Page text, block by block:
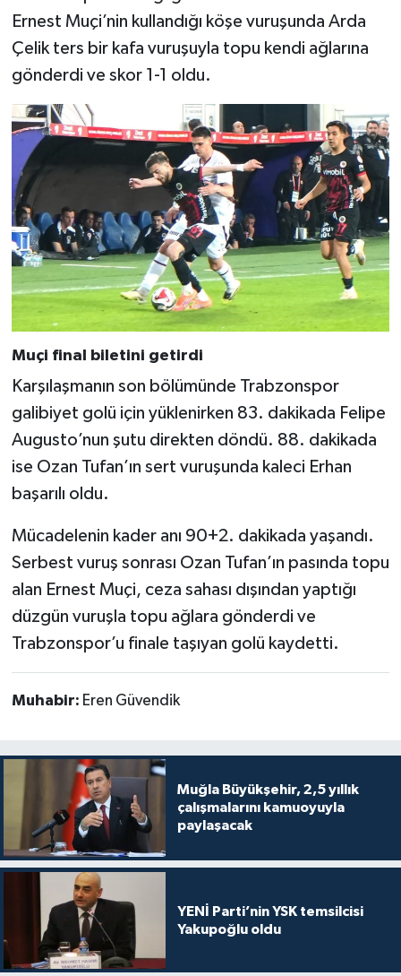
Ernest Muçi’nin kullandığı köşe vuruşunda Arda
Çelik ters bir kafa vuruşuyla topu kendi ağlarına
gönderdi ve skor 1-1 oldu.
Muçi final biletini getirdi
Karşılaşmanın son bölümünde Trabzonspor
galibiyet golü için yüklenirken 83. dakikada Felipe
Augusto’nun şutu direkten döndü. 88. dakikada
ise Ozan Tufan’ın sert vuruşunda kaleci Erhan
başarılı oldu.
Mücadelenin kader anı 90+2. dakikada yaşandı.
Serbest vuruş sonrası Ozan Tufan’ın pasında topu
alan Ernest Muçi, ceza sahası dışından yaptığı
düzgün vuruşla topu ağlara gönderdi ve
Trabzonspor’u finale taşıyan golü kaydetti.
Muhabir: Eren Güvendik
Muğla Büyükşehir, 2,5 yıllık
çalışmalarını kamuoyuyla
paylaşacak
YENİ Parti’nin YSK temsilcisi
Yakupoğlu oldu